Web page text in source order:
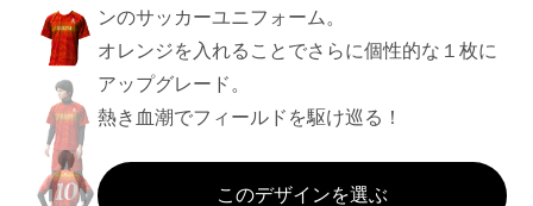
ンのサッカーユニフォーム。
オレンジを入れることでさらに個性的な１枚に
アップグレード。
熱き血潮でフィールドを駆け巡る！